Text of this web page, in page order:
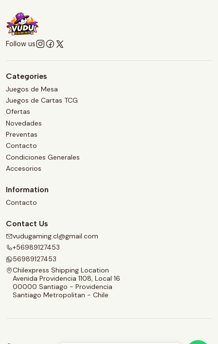
Follow us
Categories
Juegos de Mesa
Juegos de Cartas TCG
Ofertas
Novedades
Preventas
Contacto
Condiciones Generales
Accesorios
Information
Contacto
Contact Us
vudugaming.cl@gmail.com
+56989127453
56989127453
Chilexpress Shipping Location
Avenida Providencia 1108, Local 16
00000 Santiago - Providencia
Santiago Metropolitan - Chile